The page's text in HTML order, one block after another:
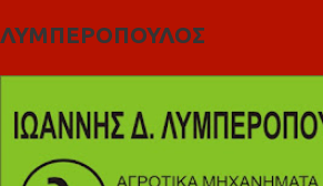
ΛΥΜΠΕΡΟΠΟΥΛΟΣ